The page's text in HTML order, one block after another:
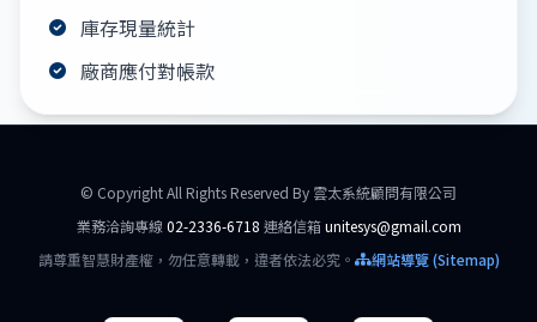
庫存現量統計
廠商應付對帳款
© Copyright All Rights Reserved By 雲太系統顧問有限公司
業務洽詢專線 02-2336-6718 連絡信箱unitesys@gmail.com
請尊重智慧財產權，勿任意轉載，違者依法必究。
網站導覽 (Sitemap)